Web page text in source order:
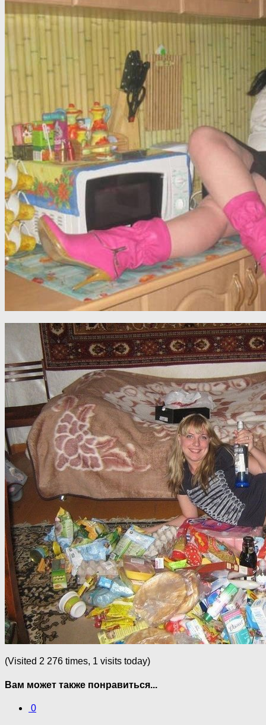
(Visited 2 276 times, 1 visits today)
Вам может также понравиться...
0